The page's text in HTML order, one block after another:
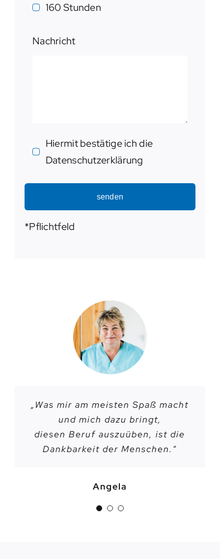
160 Stunden
Nachricht
Hiermit bestätige ich die
Datenschutzerklärung
senden
*Pflichtfeld
„Was mir am meisten Spaß macht
und mich dazu bringt,
diesen Beruf auszuüben, ist die
Dankbarkeit der Menschen.“
Angela
„Man fühlt sich bei Sanamed
jederzeit willkommen.
Ich bin auch selbst nach einer
kleinen Auszeit, wieder
„Ich würde allen Menschen, die
die Arbeit an und
mit Menschen lieben, Sanamed
empfehlen.“
Astrid